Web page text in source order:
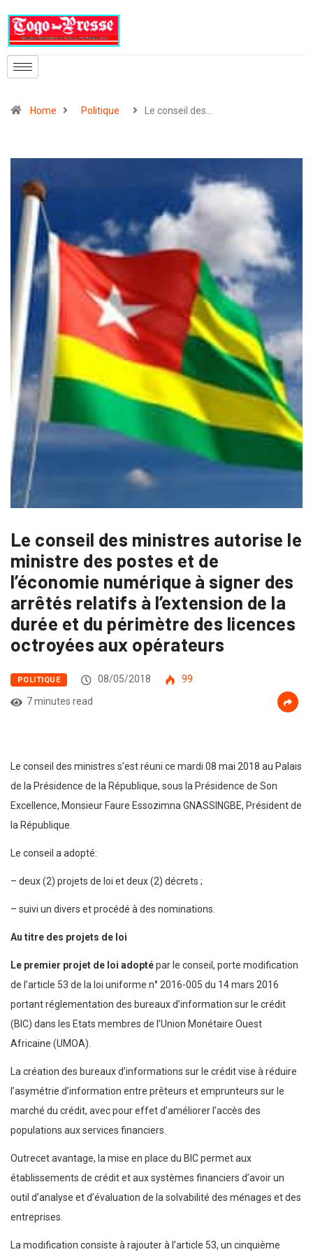
Home Politique Le conseil des…
Le conseil des ministres autorise le
ministre des postes et de
l’économie numérique à signer des
arrêtés relatifs à l’extension de la
durée et du périmètre des licences
octroyées aux opérateurs
POLITIQUE 08/05/2018
99
7 minutes read
Le conseil des ministres s’est réuni ce mardi 08 mai 2018 au Palais
de la Présidence de la République, sous la Présidence de Son
Excellence, Monsieur Faure Essozimna GNASSINGBE, Président de
la République.
Le conseil a adopté:
– deux (2) projets de loi et deux (2) décrets ;
– suivi un divers et procédé à des nominations.
Au titre des projets de loi
Le premier projet de loi adoptépar le conseil, porte modification
de l’article 53 de la loi uniforme n° 2016-005 du 14 mars 2016
portant réglementation des bureaux d’information sur le crédit
(BIC) dans les Etats membres de l’Union Monétaire Ouest
Africaine (UMOA).
La création des bureaux d’informations sur le crédit vise à réduire
l’asymétrie d’information entre prêteurs et emprunteurs sur le
marché du crédit, avec pour effet d’améliorer l’accès des
populations aux services financiers.
Outrecet avantage, la mise en place du BIC permet aux
établissements de crédit et aux systèmes financiers d’avoir un
outil d’analyse et d’évaluation de la solvabilité des ménages et des
entreprises.
La modification consiste à rajouter à l’article 53, un cinquième